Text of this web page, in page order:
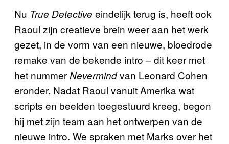
Nu True Detective eindelijk terug is, heeft ook
Raoul zijn creatieve brein weer aan het werk
gezet, in de vorm van een nieuwe, bloedrode
remake van de bekende intro – dit keer met
het nummerNevermindvan Leonard Cohen
eronder. Nadat Raoul vanuit Amerika wat
scripts en beelden toegestuurd kreeg, begon
hij met zijn team aan het ontwerpen van de
nieuwe intro. We spraken met Marks over het